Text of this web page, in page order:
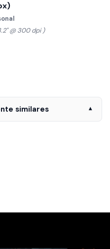
@ 300 dpi )
similares ▾